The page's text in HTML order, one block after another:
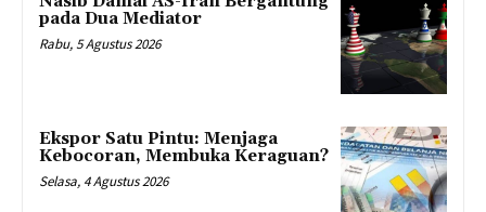
pada Dua Mediator
Rabu, 5 Agustus 2026
Ekspor Satu Pintu: Menjaga
Kebocoran, Membuka Keraguan?
Selasa, 4 Agustus 2026